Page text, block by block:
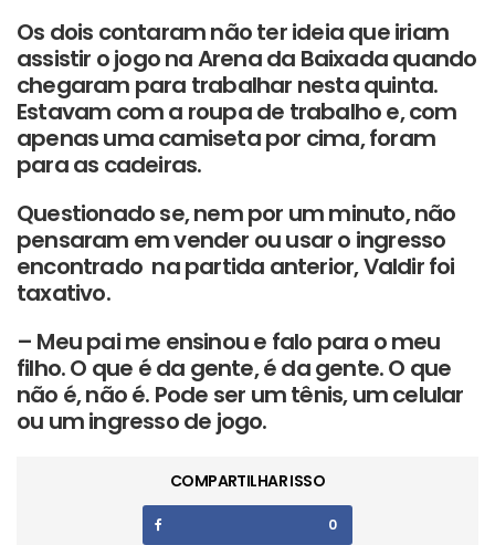
Os dois contaram não ter ideia que iriam
assistir o jogo na Arena da Baixada quando
chegaram para trabalhar nesta quinta.
Estavam com a roupa de trabalho e, com
apenas uma camiseta por cima, foram
para as cadeiras.
Questionado se, nem por um minuto, não
pensaram em vender ou usar o ingresso
encontrado na partida anterior, Valdir foi
taxativo.
– Meu pai me ensinou e falo para o meu
filho. O que é da gente, é da gente. O que
não é, não é. Pode ser um tênis, um celular
ou um ingresso de jogo.
COMPARTILHAR ISSO
0